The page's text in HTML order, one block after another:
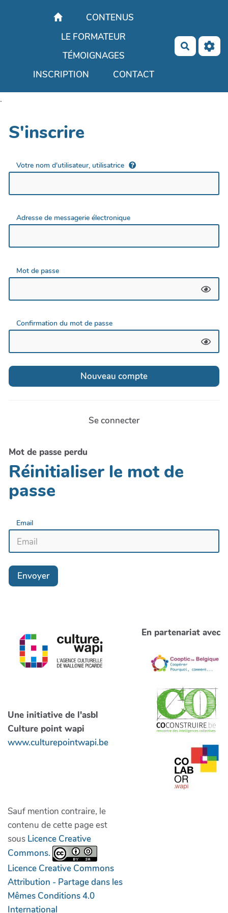
Aller au contenu principalCONTENUS
LE FORMATEUR
TÉMOIGNAGES
INSCRIPTION
CONTACT
.
S'inscrire
Votre nom d'utilisateur, utilisatrice
Adresse de messagerie électronique
Mot de passe
Confirmation du mot de passe
Se connecter
Mot de passe perdu
Réinitialiser le mot de
passe
Email
Envoyer
Une initiative de l'asbl
Culture point wapi
www.culturepointwapi.be
Sauf mention contraire, le
contenu de cette page est
sous Licence Creative
Commons.
Licence Creative Commons
Attribution - Partage dans les
Mêmes Conditions 4.0
International
En partenariat avec